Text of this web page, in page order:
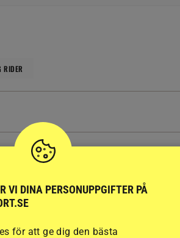
RIDER
Therese tog täten bland
VI DINA PERSONUPPGIFTER PÅ
för att ge dig den bästa